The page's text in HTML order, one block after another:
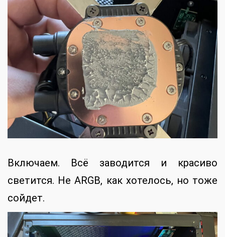
Включаем. Всё заводится и красиво
светится. Не ARGB, как хотелось, но тоже
сойдет.